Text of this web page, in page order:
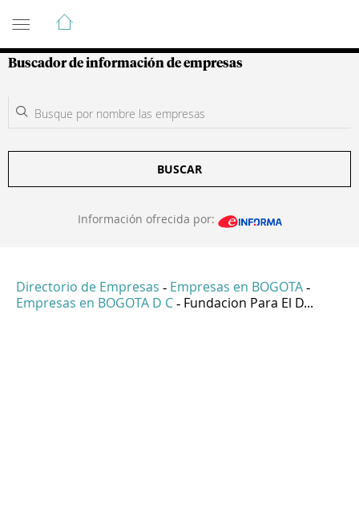
Guía de Empresas Colombianas
Buscador de información de empresas
BUSCAR
Información ofrecida por:
Directorio de Empresas - Empresas en BOGOTA -
Empresas en BOGOTA D C - Fundacion Para El D...